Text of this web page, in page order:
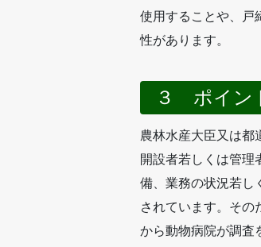
使用することや、戸
性があります。
３ ポイン
農林水産大臣又は都
開設者若しくは管理
備、業務の状況若し
されています。その
から動物病院が調査